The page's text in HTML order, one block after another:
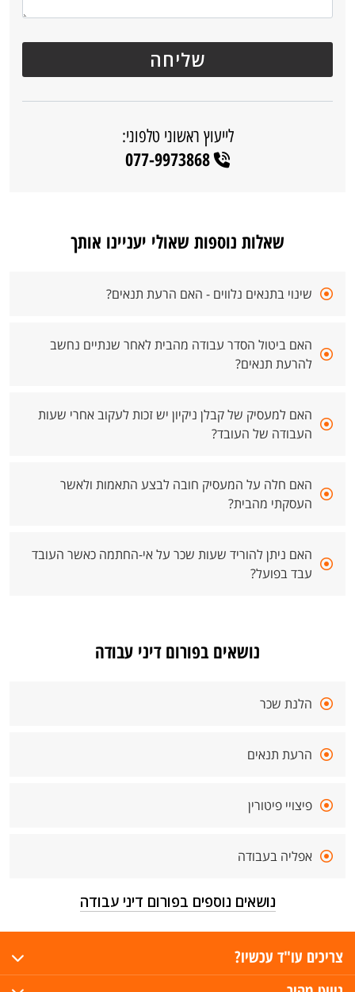
לייעוץ ראשוני טלפוני:
077-9973868
שאלות נוספות שאולי יעניינו אותך
שינוי בתנאים נלווים - האם הרעת תנאים?
האם ביטול הסדר עבודה מהבית לאחר שנתיים נחשב
להרעת תנאים?
האם למעסיק של קבלן ניקיון יש זכות לעקוב אחרי שעות
העבודה של העובד?
האם חלה על המעסיק חובה לבצע התאמות ולאשר
העסקתי מהבית?
האם ניתן להוריד שעות שכר על אי-החתמה כאשר העובד
עבד בפועל?
נושאים בפורום דיני עבודה
הלנת שכר
הרעת תנאים
פיצויי פיטורין
אפליה בעבודה
נושאים נוספים בפורום דיני עבודה
צריכים עו"ד עכשיו?